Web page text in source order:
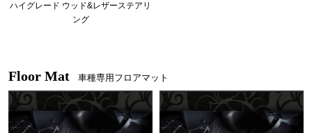
ハイグレード ウッド&レザーステアリ
ング
Floor Mat 車種専用フロアマット